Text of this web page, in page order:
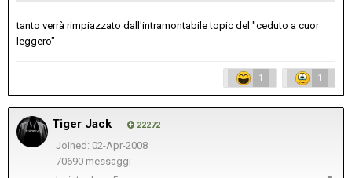
tanto verrà rimpiazzato dall'intramontabile topic del "ceduto a cuor
leggero"
1 1
Tiger Jack 22272
Joined: 02-Apr-2008
70690 messaggi